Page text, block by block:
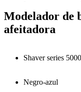
Modelador de
afeitadora
Shaver series
Negro-azul